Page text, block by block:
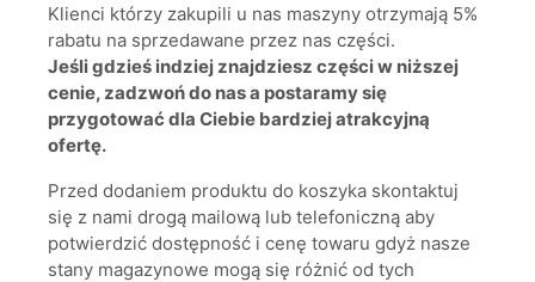
Klienci którzy zakupili u nas maszyny otrzymają 5%
rabatu na sprzedawane przez nas części.
Jeśli gdzieś indziej znajdziesz części w niższej
cenie, zadzwoń do nas a postaramy się
przygotować dla Ciebie bardziej atrakcyjną
ofertę.
Przed dodaniem produktu do koszyka skontaktuj
się z nami drogą mailową lub telefoniczną aby
potwierdzić dostępność i cenę towaru gdyż nasze
stany magazynowe mogą się różnić od tych